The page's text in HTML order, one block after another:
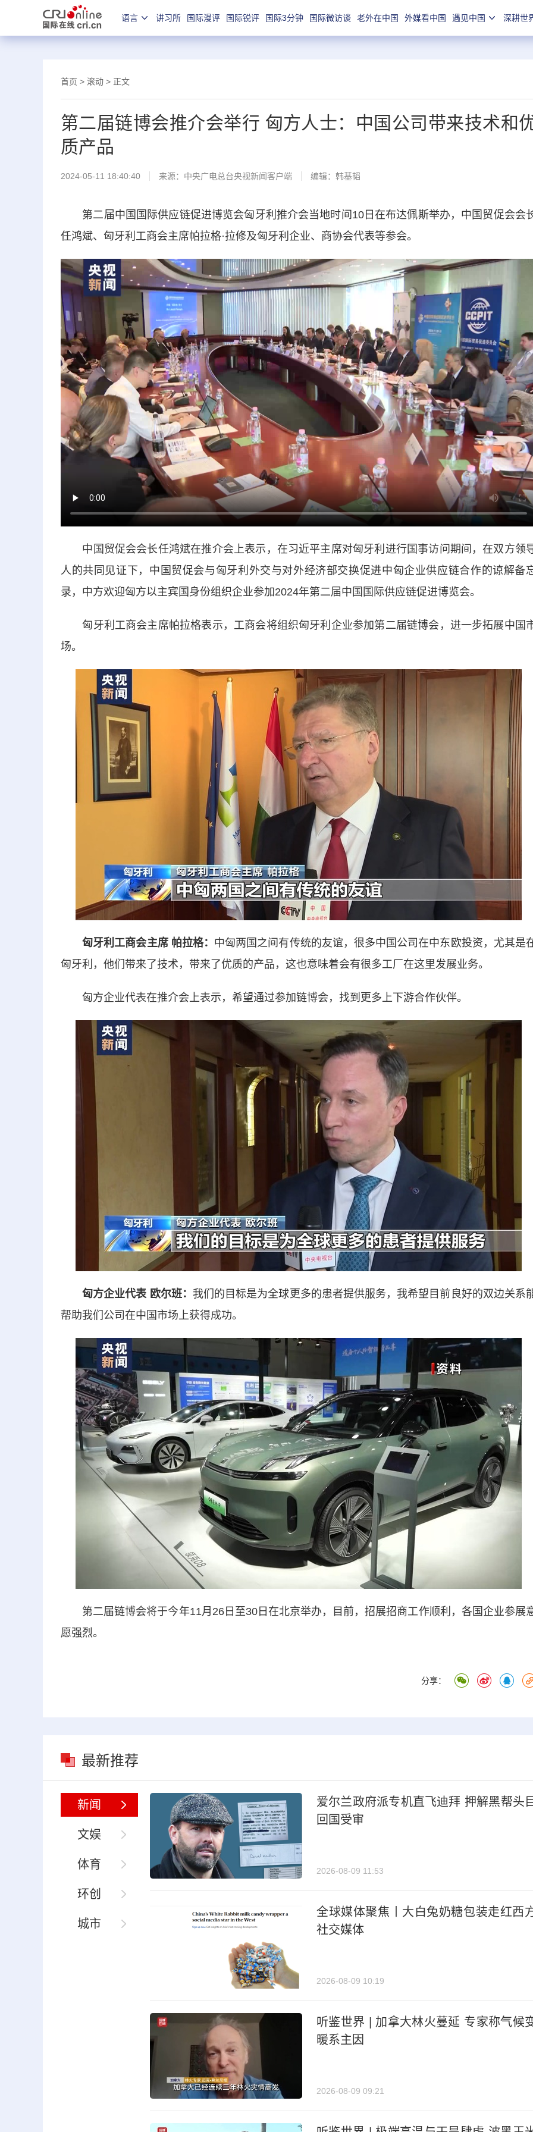
语言 讲习所 国际漫评 国际锐评 国际3分钟 国际微访谈 老外在中国 外媒看中国 遇见中国 深耕世
首页 > 滚动 > 正文
第二届链博会推介会举行 匈方人士：中国公司带来技术和
质产品
2024-05-11 18:40:40 来源： 中央广电总台央视新闻客户端 编辑：韩基韬
第二届中国国际供应链促进博览会匈牙利推介会当地时间10日在布达佩斯举办，中国贸促会会
任鸿斌、匈牙利工商会主席帕拉格·拉修及匈牙利企业、商协会代表等参会。
中国贸促会会长任鸿斌在推介会上表示，在习近平主席对匈牙利进行国事访问期间，在双方领
人的共同见证下，中国贸促会与匈牙利外交与对外经济部交换促进中匈企业供应链合作的谅解备
录，中方欢迎匈方以主宾国身份组织企业参加2024年第二届中国国际供应链促进博览会。
匈牙利工商会主席帕拉格表示，工商会将组织匈牙利企业参加第二届链博会，进一步拓展中国
场。
匈牙利工商会主席 帕拉格： 中匈两国之间有传统的友谊，很多中国公司在中东欧投资，尤其是
匈牙利，他们带来了技术，带来了优质的产品，这也意味着会有很多工厂在这里发展业务。
匈方企业代表在推介会上表示，希望通过参加链博会，找到更多上下游合作伙伴。
匈方企业代表 欧尔班： 我们的目标是为全球更多的患者提供服务，我希望目前良好的双边关系
帮助我们公司在中国市场上获得成功。
第二届链博会将于今年11月26日至30日在北京举办，目前，招展招商工作顺利，各国企业参展
愿强烈。
分享：
最新推荐
新闻
文娱
体育
环创
城市
爱尔兰政府派专机直飞迪拜 押解黑帮头
回国受审
2026-08-09 11:53
全球媒体聚焦丨大白兔奶糖包装走红西
社交媒体
2026-08-09 10:19
听鉴世界 | 加拿大林火蔓延 专家称气候
暖系主因
2026-08-09 09:21